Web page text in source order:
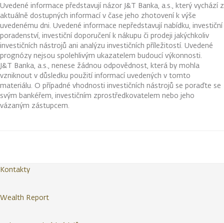
Uvedené informace představují názor J&T Banka, a.s., který vychází z
aktuálně dostupných informací v čase jeho zhotovení k výše
uvedenému dni. Uvedené informace nepředstavují nabídku, investiční
poradenství, investiční doporučení k nákupu či prodeji jakýchkoliv
investičních nástrojů ani analýzu investičních příležitostí. Uvedené
prognózy nejsou spolehlivým ukazatelem budoucí výkonnosti.
J&T Banka, a.s., nenese žádnou odpovědnost, která by mohla
vzniknout v důsledku použití informací uvedených v tomto
materiálu. O případné vhodnosti investičních nástrojů se poraďte se
svým bankéřem, investičním zprostředkovatelem nebo jeho
vázaným zástupcem.
Kontakty
Wealth Report